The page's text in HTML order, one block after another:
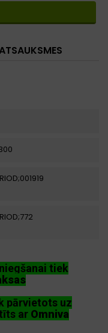
tiek
pārvietots uz
ar Omniva